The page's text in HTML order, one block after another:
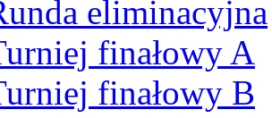
eliminacyjna
finałowy A
finałowy B